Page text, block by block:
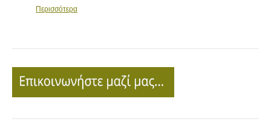
Περισσότερα